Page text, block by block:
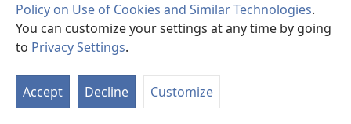
Policy on Use of Cookies and Similar Technologies.
You can customize your settings at any time by going
to Privacy Settings.
Accept Decline Customize
Hiện trang mà bạn yêu cầu không thể hiển thị.